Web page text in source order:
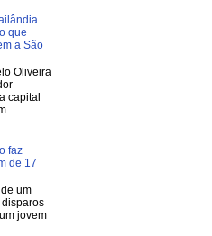
que
a São
Oliveira
capital
faz
de 17
um
jovem